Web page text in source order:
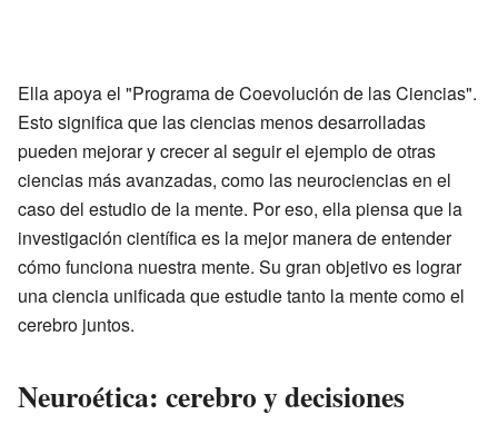
Ella apoya el "Programa de Coevolución de las Ciencias".
Esto significa que las ciencias menos desarrolladas
pueden mejorar y crecer al seguir el ejemplo de otras
ciencias más avanzadas, como las neurociencias en el
caso del estudio de la mente. Por eso, ella piensa que la
investigación científica es la mejor manera de entender
cómo funciona nuestra mente. Su gran objetivo es lograr
una ciencia unificada que estudie tanto la mente como el
cerebro juntos.
Neuroética: cerebro y decisiones